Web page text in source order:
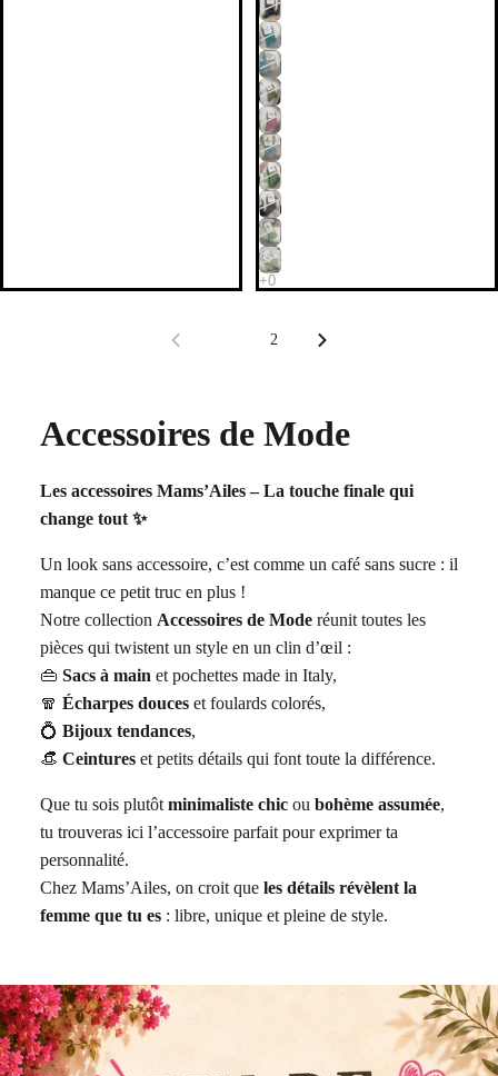
2
Accessoires de Mode
Les accessoires Mams’Ailes – La touche finale qui
change tout ✨
Un look sans accessoire, c’est comme un café sans sucre : il
manque ce petit truc en plus !
Notre collection Accessoires de Mode réunit toutes les
pièces qui twistent un style en un clin d’œil :
👜 Sacs à main et pochettes made in Italy,
🧣 Écharpes douces et foulards colorés,
💍 Bijoux tendances,
👒 Ceintures et petits détails qui font toute la différence.
Que tu sois plutôt minimaliste chic ou bohème assumée,
tu trouveras ici l’accessoire parfait pour exprimer ta
personnalité.
Chez Mams’Ailes, on croit que les détails révèlent la
femme que tu es : libre, unique et pleine de style.